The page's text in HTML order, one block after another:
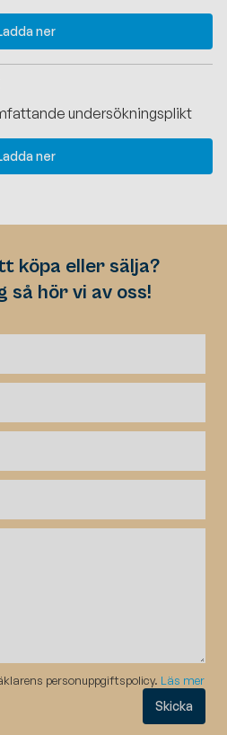
ner
undersökningsplikt
ner
köpa eller sälja?
så hör vi av oss!
personuppgiftspolicy. Läs mer
Skicka